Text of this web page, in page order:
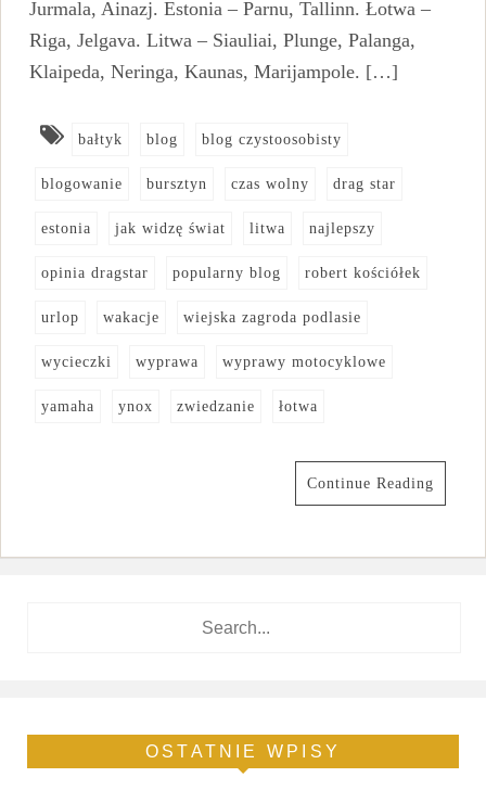
Jurmala, Ainazj. Estonia – Parnu, Tallinn. Łotwa –
Riga, Jelgava. Litwa – Siauliai, Plunge, Palanga,
Klaipeda, Neringa, Kaunas, Marijampole. […]
bałtyk blog blog czystoosobisty
blogowanie bursztyn czas wolny drag star
estonia jak widzę świat litwa najlepszy
opinia dragstar popularny blog robert kościółek
urlop wakacje wiejska zagroda podlasie
wycieczki wyprawa wyprawy motocyklowe
yamaha ynox zwiedzanie łotwa
Continue Reading
OSTATNIE WPISY